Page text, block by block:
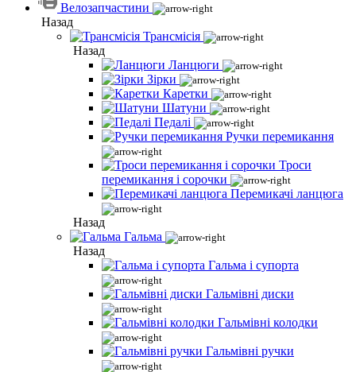
Велозапчастини
Назад
Трансмісія
Назад
Ланцюги
Зірки
Каретки
Шатуни
Педалі
Ручки перемикання
Троси
перемикання і сорочки
Перемикачі ланцюга
Назад
Гальма
Назад
Гальма і супорта
Гальмівні диски
Гальмівні колодки
Гальмівні ручки